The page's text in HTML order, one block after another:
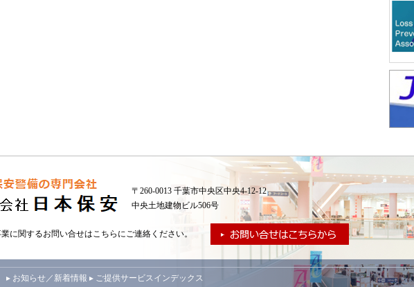
〒260-0013 千葉市中央区中央4-12-12
中央土地建物ビル506号
に関するお問い合せはこちらにご連絡ください。
▸ お知らせ／新着情報 ▸ ご提供サービスインデックス